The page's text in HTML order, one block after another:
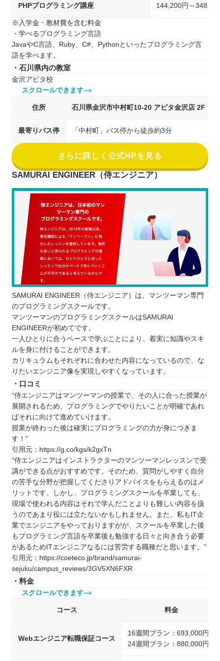
PHPプログラミング講座 144,200円～
※入学金・教材費を含む料金
・学べるプログラミング言語
JavaやC言語、Ruby、C#、Pythonといったプログラミング言
語を学べます。
・石川県内の教室
金沢アピタ校
スクロールできます
住所 石川県金沢市中村町10-20 アピタ金沢店 2F
最寄りバス停 「中村町」バス停から徒歩約3分
さらに詳しく公式HPを見る
SAMURAI ENGINEER（侍エンジニア）
SAMURAI ENGINEER（侍エンジニア）は、マンツーマン専門
のプログラミングスクールです。
マンツーマンのプログラミングスクールはSAMURAI
ENGINEERが初めてです。
一人ひとりに合うペースで学ぶことにより、着実に知識やスキ
ルを身に付けることができます。
カリキュラムもそれぞれに合わせた内容になっているので、な
りたいエンジニア像を実現しやすくなっています。
・口コミ
“侍エンジニアはマンツーマンの授業で、その人に合った授業が
展開されるため、プログラミングでやりたいことが明確であれ
ばそれに向けて進めていけます。
授業が終わった後は確実にプログラミングの力が身につきま
す！”
引用元：https://g.co/kgs/k2gxTn
“侍エンジニアはインストラクターのマンツーマンレッスンで受
講ができる点がおすすめです。そのため、質問がしやすく自分
の苦手な分野が把握してくださりアドバイスをもらえるのはメ
リットです。しかし、プログラミングスクールを卒業しても、
現場で使われる内容はそれで学んだことよりも難しい内容を扱
うのであまり役には立たないかもしれません。また、私もIT企
業でエンジニアをやっておりますがが、スクールを卒業した後
もプログラミング言語を卒業後も勉強する日々と向き合う必要
があるためITエンジニアなるには苦労する職種だと思います。”
引用元：https://coeteco.jp/brand/samurai-
sejuku/campus_reviews/3GV5XN6FXR
・料金
スクロールできます
コース 料金
Webエンジニア転職保証コース
16週間プラン：693,000円
24週間プラン：880,000円